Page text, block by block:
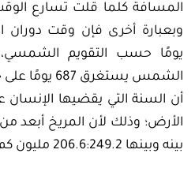
المسافة كلما قلت تسارع
يومًا حسب التقويم
الشمس
أن السنة التي يقضيها
الأرض؛ وذلك لأن المريخ
بينه وبينها 206.6:249.2 مليون كم.